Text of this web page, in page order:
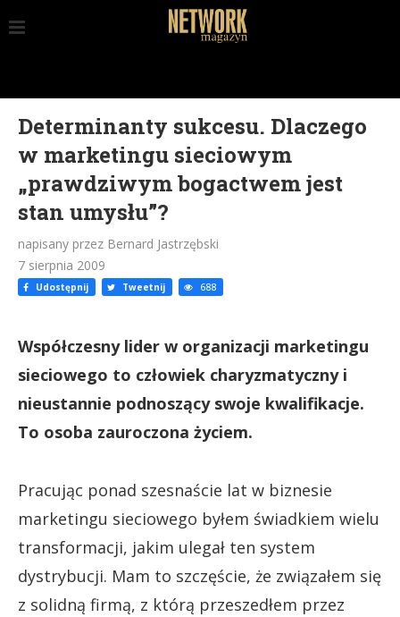
Determinanty sukcesu. Dlaczego
w marketingu sieciowym
„prawdziwym bogactwem jest
stan umysłu”?
napisany przez Bernard Jastrzębski
7 sierpnia 2009
Udostępnij Tweetnij 688
Współczesny lider w organizacji marketingu
sieciowego to człowiek charyzmatyczny i
nieustannie podnoszący swoje kwalifikacje.
To osoba zauroczona życiem.
Pracując ponad szesnaście lat w biznesie
marketingu sieciowego byłem świadkiem wielu
transformacji, jakim ulegał ten system
dystrybucji. Mam to szczęście, że związałem się
z solidną firmą, z którą przeszedłem przez